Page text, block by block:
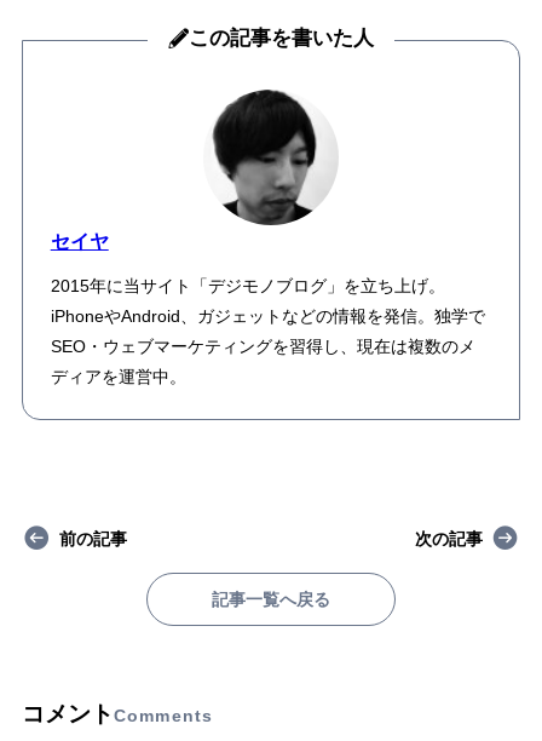
この記事を書いた人
セイヤ
2015年に当サイト「デジモノブログ」を立ち上げ。
iPhoneやAndroid、ガジェットなどの情報を発信。独学で
SEO・ウェブマーケティングを習得し、現在は複数のメ
ディアを運営中。
前の記事
記事一覧へ戻る
次の記事
コメントComments